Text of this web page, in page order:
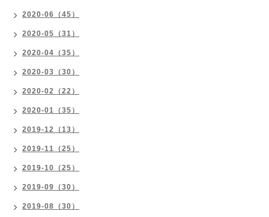
2020-06（45）
2020-05（31）
2020-04（35）
2020-03（30）
2020-02（22）
2020-01（35）
2019-12（13）
2019-11（25）
2019-10（25）
2019-09（30）
2019-08（30）